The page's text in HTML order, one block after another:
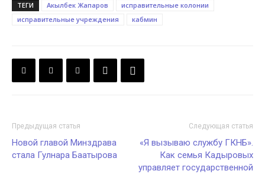
ТЕГИ Акылбек Жапаров
исправительные колонии
исправительные учреждения
кабмин
Предыдущая статья
Новой главой Минздрава
стала Гулнара Баатырова
Следующая статья
«Я вызываю службу ГКНБ».
Как семья Кадыровых
управляет государственной